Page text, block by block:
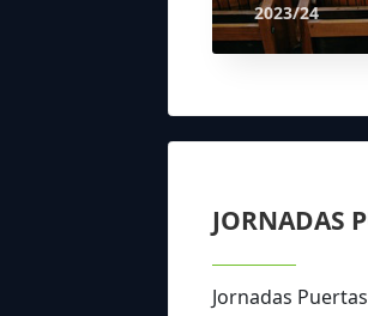
2023/24
JORNADAS
Jornadas